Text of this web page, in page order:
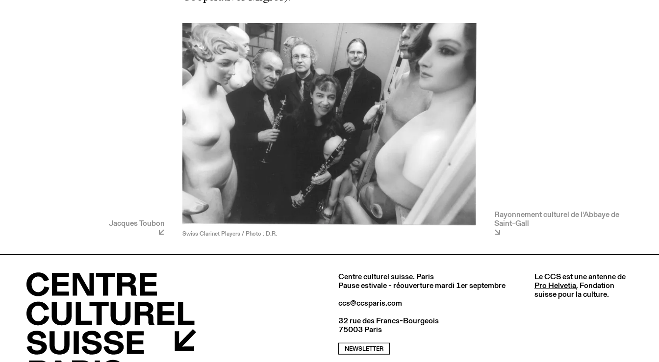
Jacques Toubon
Swiss Clarinet Players / Photo : D.R.
Rayonnement culturel de l'Abbaye de
Saint-Gall
Centre culturel suisse. Paris
Pause estivale - réouverture mardi 1er septembre
ccs@ccsparis.com
32 rue des Francs-Bourgeois
75003 Paris
NEWSLETTER
Le CCS est une antenne de
Pro Helvetia, Fondation
suisse pour la culture.